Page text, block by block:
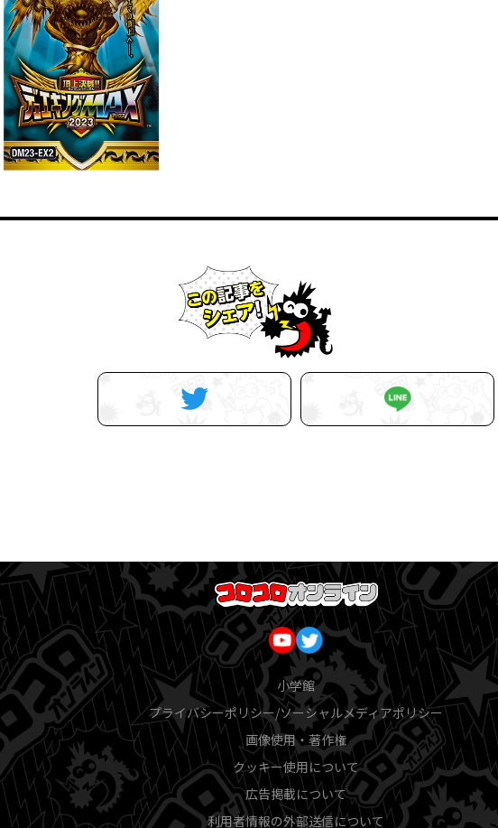
小学館
プライバシーポリシー/ソーシャルメディアポリシー
画像使用・著作権
クッキー使用について
広告掲載について
利用者情報の外部送信について